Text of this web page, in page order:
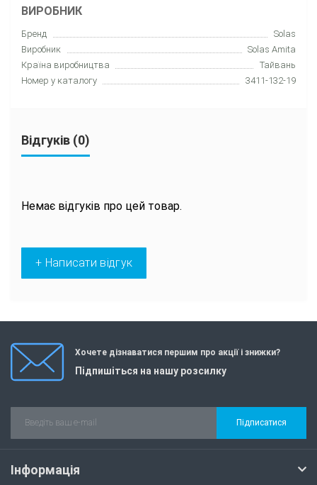
ВИРОБНИК
Бренд
Solas
Виробник
Solas Amita
Країна виробництва
Тайвань
Номер у каталогу
3411-132-19
Відгуків (0)
Немає відгуків про цей товар.
+ Написати відгук
Хочете дізнаватися першим про акції і знижки?
Підпишіться на нашу розсилку
Підписатися
Інформація